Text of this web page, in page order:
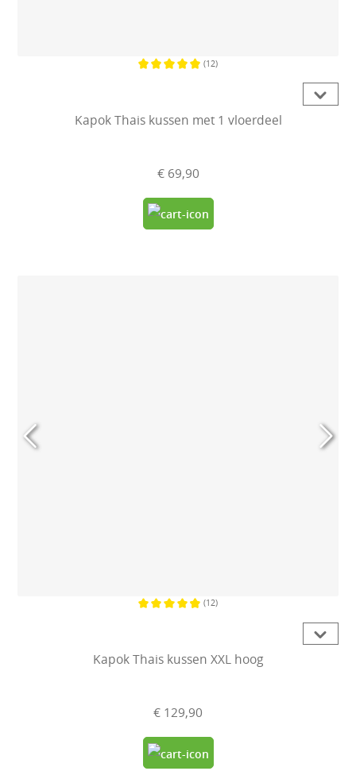
Gemiddelde waardering van 5 van
(12)
Kapok Thais kussen met 1 vloerdeel
€ 69,90
Gemiddelde waardering van 4.8
(12)
Kapok Thais kussen XXL hoog
€ 129,90